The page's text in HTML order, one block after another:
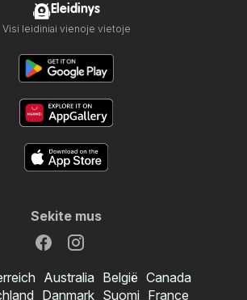
Eleidinys
Visi leidiniai vienoje vietoje
Sekite mus
Australia België Canada
Danmark Suomi France